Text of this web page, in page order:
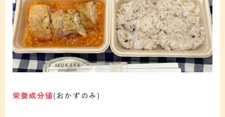
栄養成分値(おかずのみ)